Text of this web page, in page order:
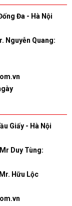
Đa - Hà Nội
Nguyễn Quang:
Giấy - Hà Nội
Duy Tùng:
Hữu Lộc